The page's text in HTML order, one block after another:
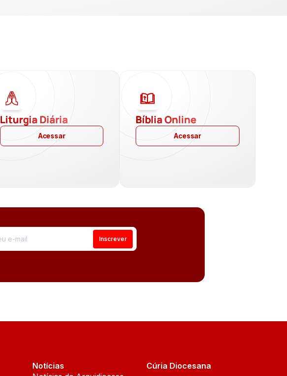
Liturgia Diária
Acessar
Bíblia Online
Acessar
Notícias
Cúria Diocesana